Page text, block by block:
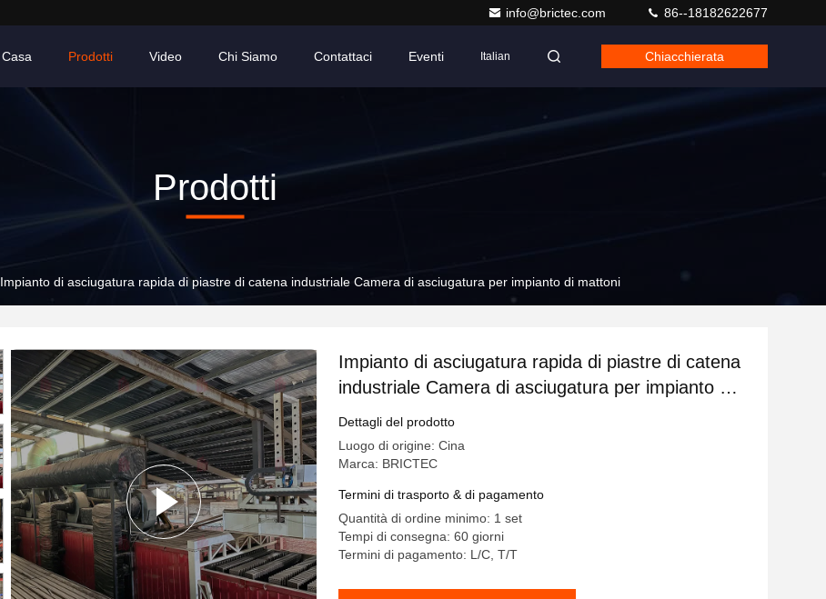
info@brictec.com 86--18182622677
Casa Prodotti Video Chi Siamo Contattaci Eventi Italian Chiacchierata
Prodotti
Impianto di asciugatura rapida di piastre di catena industriale Camera di asciugatura per impianto di mattoni
Impianto di asciugatura rapida di piastre di catena
industriale Camera di asciugatura per impianto di
mattoni
Dettagli del prodotto
Luogo di origine: Cina
Marca: BRICTEC
Termini di trasporto & di pagamento
Quantità di ordine minimo: 1 set
Tempi di consegna: 60 giorni
Termini di pagamento: L/C, T/T